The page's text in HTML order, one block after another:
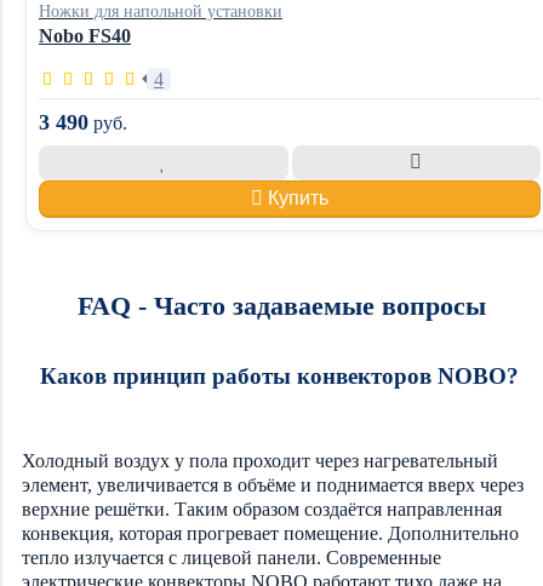
Ножки для напольной установки
Nobo FS40
4
3 490 руб.
Купить
FAQ - Часто задаваемые вопросы
Каков принцип работы конвекторов NOBO?
Холодный воздух у пола проходит через нагревательный
элемент, увеличивается в объёме и поднимается вверх через
верхние решётки. Таким образом создаётся направленная
конвекция, которая прогревает помещение. Дополнительно
тепло излучается с лицевой панели. Современные
электрические конвекторы NOBO работают тихо даже на